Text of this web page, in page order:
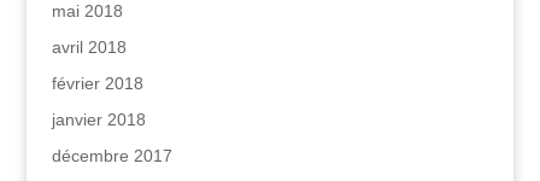
mai 2018
avril 2018
février 2018
janvier 2018
décembre 2017